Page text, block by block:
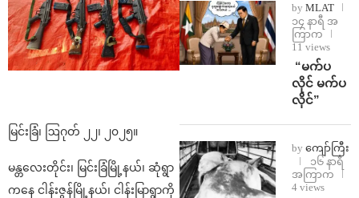
မြင်းခြံ၊ ဩဂုတ် ၂၂၊ ၂၀၂၅။
မန္တလေးတိုင်း၊ မြင်းခြံမြို့နယ်၊ ဆုံရွာ
ကနေ ငါန်းဇွန်မြို့နယ်၊ ငါန်းမြာရွာကို
by MLAT
၁၄ နာရီ အ
ကြာက
11 views
⁨ ⁨“မက်ပ
လိုင် မက်ပ
လိုင်”
by ကျော်ကြီး
၁၆ နာရီ
အကြာက
4 views